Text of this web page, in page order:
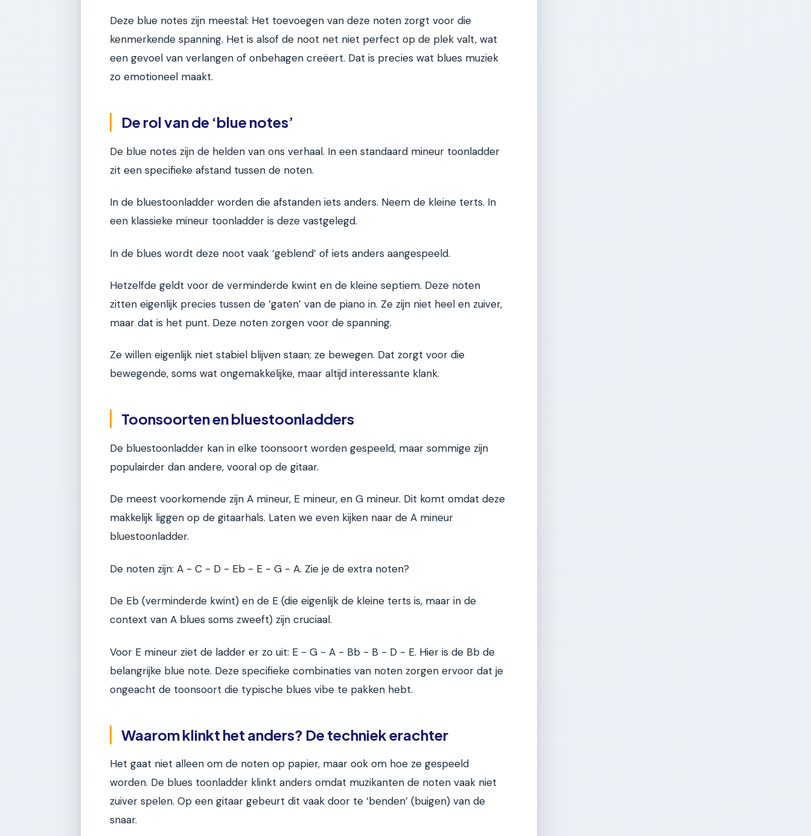
Deze blue notes zijn meestal: Het toevoegen van deze noten zorgt voor die
kenmerkende spanning. Het is alsof de noot net niet perfect op de plek valt, wat
een gevoel van verlangen of onbehagen creëert. Dat is precies wat blues muziek
zo emotioneel maakt.
De rol van de ‘blue notes’
De blue notes zijn de helden van ons verhaal. In een standaard mineur toonladder
zit een specifieke afstand tussen de noten.
In de bluestoonladder worden die afstanden iets anders. Neem de kleine terts. In
een klassieke mineur toonladder is deze vastgelegd.
In de blues wordt deze noot vaak ‘geblend’ of iets anders aangespeeld.
Hetzelfde geldt voor de verminderde kwint en de kleine septiem. Deze noten
zitten eigenlijk precies tussen de ‘gaten’ van de piano in. Ze zijn niet heel en zuiver,
maar dat is het punt. Deze noten zorgen voor de spanning.
Ze willen eigenlijk niet stabiel blijven staan; ze bewegen. Dat zorgt voor die
bewegende, soms wat ongemakkelijke, maar altijd interessante klank.
Toonsoorten en bluestoonladders
De bluestoonladder kan in elke toonsoort worden gespeeld, maar sommige zijn
populairder dan andere, vooral op de gitaar.
De meest voorkomende zijn A mineur, E mineur, en G mineur. Dit komt omdat deze
makkelijk liggen op de gitaarhals. Laten we even kijken naar de A mineur
bluestoonladder.
De noten zijn: A - C - D - Eb - E - G - A. Zie je de extra noten?
De Eb (verminderde kwint) en de E (die eigenlijk de kleine terts is, maar in de
context van A blues soms zweeft) zijn cruciaal.
Voor E mineur ziet de ladder er zo uit: E - G - A - Bb - B - D - E. Hier is de Bb de
belangrijke blue note. Deze specifieke combinaties van noten zorgen ervoor dat je
ongeacht de toonsoort die typische blues vibe te pakken hebt.
Waarom klinkt het anders? De techniek erachter
Het gaat niet alleen om de noten op papier, maar ook om hoe ze gespeeld
worden. De blues toonladder klinkt anders omdat muzikanten de noten vaak niet
zuiver spelen. Op een gitaar gebeurt dit vaak door te ‘benden’ (buigen) van de
snaar.